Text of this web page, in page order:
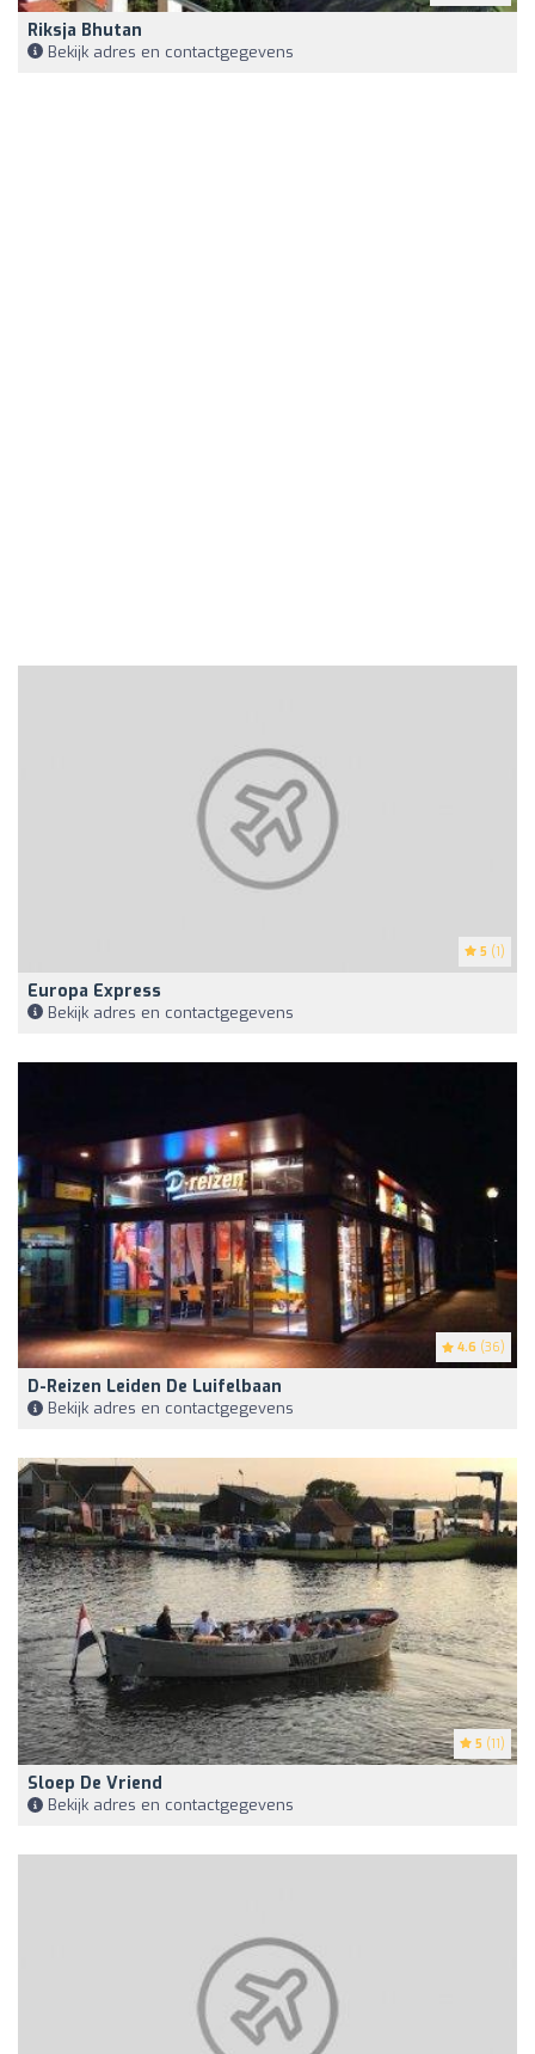
Riksja Bhutan
Bekijk adres en contactgegevens
5 (1)
Europa Express
Bekijk adres en contactgegevens
4.6 (36)
D-Reizen Leiden De Luifelbaan
Bekijk adres en contactgegevens
5 (11)
Sloep De Vriend
Bekijk adres en contactgegevens